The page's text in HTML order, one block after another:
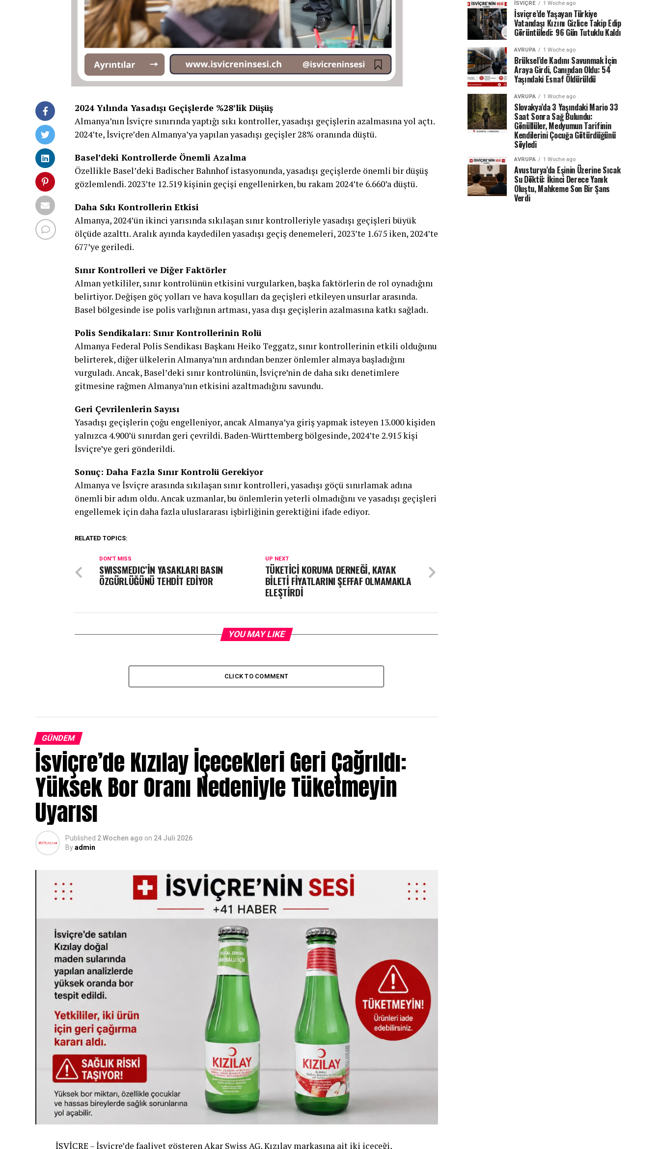
2024 Yılında Yasadışı Geçişlerde %28’lik Düşüş
Almanya’nın İsviçre sınırında yaptığı sıkı kontroller, yasadışı geçişlerin azalmasına yol açtı.
2024’te, İsviçre’den Almanya’ya yapılan yasadışı geçişler 28% oranında düştü.
Basel’deki Kontrollerde Önemli Azalma
Özellikle Basel’deki Badischer Bahnhof istasyonunda, yasadışı geçişlerde önemli bir düşüş
gözlemlendi. 2023’te 12.519 kişinin geçişi engellenirken, bu rakam 2024’te 6.660’a düştü.
Daha Sıkı Kontrollerin Etkisi
Almanya, 2024’ün ikinci yarısında sıkılaşan sınır kontrolleriyle yasadışı geçişleri büyük
ölçüde azalttı. Aralık ayında kaydedilen yasadışı geçiş denemeleri, 2023’te 1.675 iken, 2024’te
677’ye geriledi.
Sınır Kontrolleri ve Diğer Faktörler
Alman yetkililer, sınır kontrolünün etkisini vurgularken, başka faktörlerin de rol oynadığını
belirtiyor. Değişen göç yolları ve hava koşulları da geçişleri etkileyen unsurlar arasında.
Basel bölgesinde ise polis varlığının artması, yasa dışı geçişlerin azalmasına katkı sağladı.
Polis Sendikaları: Sınır Kontrollerinin Rolü
Almanya Federal Polis Sendikası Başkanı Heiko Teggatz, sınır kontrollerinin etkili olduğunu
belirterek, diğer ülkelerin Almanya’nın ardından benzer önlemler almaya başladığını
vurguladı. Ancak, Basel’deki sınır kontrolünün, İsviçre’nin de daha sıkı denetimlere
gitmesine rağmen Almanya’nın etkisini azaltmadığını savundu.
Geri Çevrilenlerin Sayısı
Yasadışı geçişlerin çoğu engelleniyor, ancak Almanya’ya giriş yapmak isteyen 13.000 kişiden
yalnızca 4.900’ü sınırdan geri çevrildi. Baden-Württemberg bölgesinde, 2024’te 2.915 kişi
İsviçre’ye geri gönderildi.
Sonuç: Daha Fazla Sınır Kontrolü Gerekiyor
Almanya ve İsviçre arasında sıkılaşan sınır kontrolleri, yasadışı göçü sınırlamak adına
önemli bir adım oldu. Ancak uzmanlar, bu önlemlerin yeterli olmadığını ve yasadışı geçişleri
engellemek için daha fazla uluslararası işbirliğinin gerektiğini ifade ediyor.
RELATED TOPICS:
UP NEXT
TÜKETİCİ KORUMA DERNEĞİ, KAYAK
BİLETİ FİYATLARINI ŞEFFAF OLMAMAKLA
ELEŞTİRDİ
DON'T MISS
SWISSMEDIC’İN YASAKLARI BASIN
ÖZGÜRLÜĞÜNÜ TEHDİT EDİYOR
YOU MAY LIKE
CLICK TO COMMENT
GÜNDEM
İsviçre’de Kızılay İçecekleri Geri Çağrıldı:
Yüksek Bor Oranı Nedeniyle Tüketmeyin
Uyarısı
Published 2 Wochen ago on 24 Juli 2026
Byadmin
İSVİÇRE – İsviçre’de faaliyet gösteren Akar Swiss AG, Kızılay markasına ait iki içeceği,
İSVIÇRE 1 Woche ago
İsviçre’de Yaşayan Türkiye
Vatandaşı Kızını Gizlice Takip Edip
Görüntüledi: 96 Gün Tutuklu Kaldı
AVRUPA 1 Woche ago
Brüksel’de Kadını Savunmak İçin
Araya Girdi, Canından Oldu: 54
Yaşındaki Esnaf Öldürüldü
AVRUPA 1 Woche ago
Slovakya’da 3 Yaşındaki Mario 33
Saat Sonra Sağ Bulundu:
Gönüllüler, Medyumun Tarifinin
Kendilerini Çocuğa Götürdüğünü
Söyledi
AVRUPA 1 Woche ago
Avusturya’da Eşinin Üzerine Sıcak
Su Döktü: İkinci Derece Yanık
Oluştu, Mahkeme Son Bir Şans
Verdi